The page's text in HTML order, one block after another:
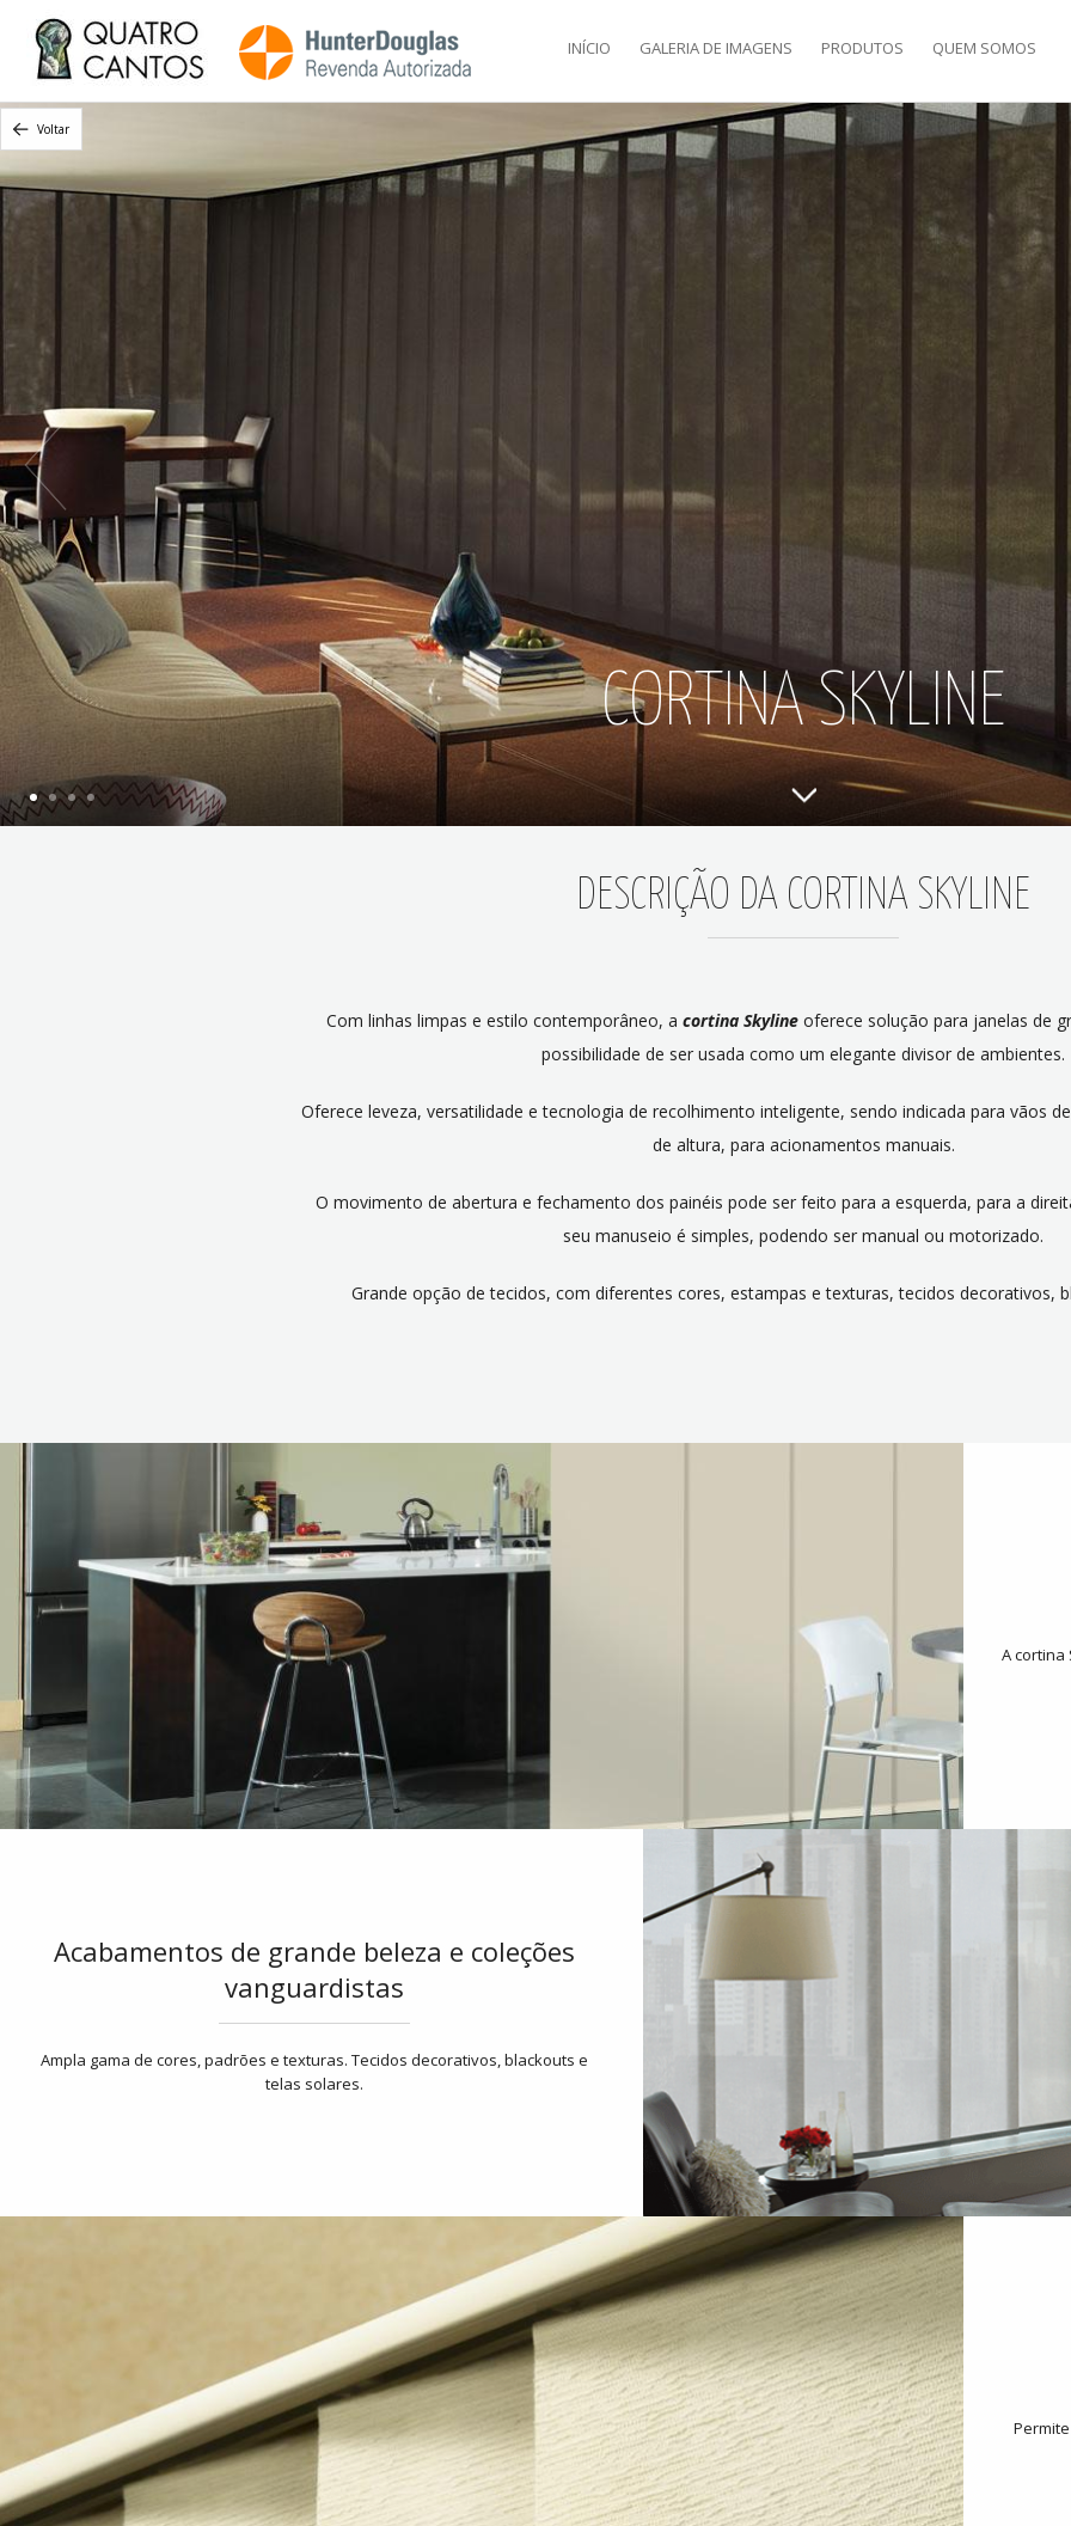
INÍCIO GALERIA DE IMAGENS PRODUTOS QUEM SOMOS
Voltar
CORTINA SKYLINE
DESCRIÇÃO DA CORTINA SKYLINE
Com linhas limpas e estilo contemporâneo, a cortina Skyline oferece solução para janelas de
possibilidade de ser usada como um elegante divisor de ambientes.
Oferece leveza, versatilidade e tecnologia de recolhimento inteligente, sendo indicada para vãos
de altura, para acionamentos manuais.
O movimento de abertura e fechamento dos painéis pode ser feito para a esquerda, para a
seu manuseio é simples, podendo ser manual ou motorizado.
Grande opção de tecidos, com diferentes cores, estampas e texturas, tecidos decorativos,
A
Acabamentos de grande beleza e coleções
vanguardistas
Ampla gama de cores, padrões e texturas. Tecidos decorativos, blackouts e
telas solares.